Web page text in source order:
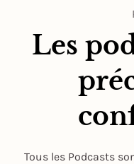
Les
Tous les Podcasts